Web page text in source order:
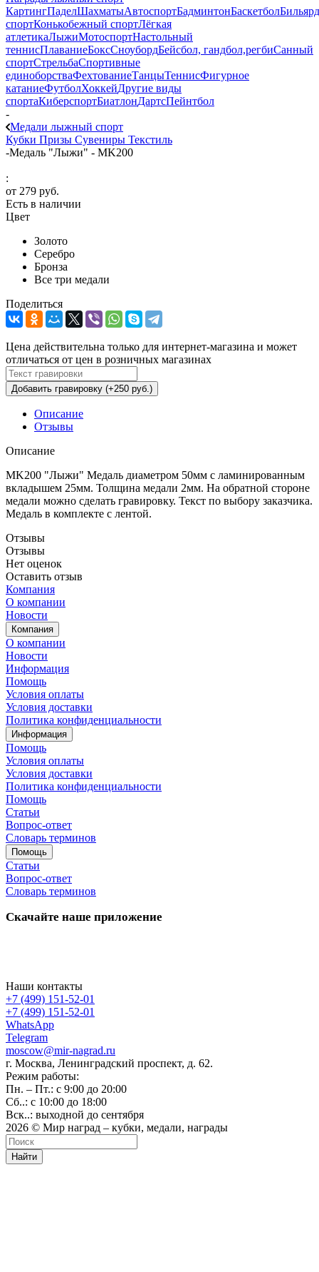
КартингПаделШахматыАвтоспортБадминтонБаскетболБильярд
спортКонькобежный спортЛёгкая
атлетикаЛыжиМотоспортНастольный
теннисПлаваниеБоксСноубордБейсбол, гандбол,регбиСанный
спортСтрельбаСпортивные
единоборстваФехтованиеТанцыТеннисФигурное
катаниеФутболХоккейДругие виды
спортаКиберспортБиатлонДартсПейнтбол
-
Медали лыжный спорт
Кубки Призы Сувениры Текстиль
-Медаль "Лыжи" - MK200
:
от 279 руб.
Есть в наличии
Цвет
Золото
Серебро
Бронза
Все три медали
Поделиться
Цена действительна только для интернет-магазина и может
отличаться от цен в розничных магазинах
Добавить гравировку (+250 руб.)
Описание
Отзывы
Описание
МK200 "Лыжи" Медаль диаметром 50мм с ламинированным
вкладышем 25мм. Толщина медали 2мм. На обратной стороне
медали можно сделать гравировку. Текст по выбору заказчика.
Медаль в комплекте с лентой.
Отзывы
Отзывы
Нет оценок
Оставить отзыв
Компания
О компании
Новости
Компания
О компании
Новости
Информация
Помощь
Условия оплаты
Условия доставки
Политика конфиденциальности
Информация
Помощь
Условия оплаты
Условия доставки
Политика конфиденциальности
Помощь
Статьи
Вопрос-ответ
Словарь терминов
Помощь
Статьи
Вопрос-ответ
Словарь терминов
Скачайте наше приложение
Наши контакты
+7 (499) 151-52-01
+7 (499) 151-52-01
WhatsApp
Telegram
moscow@mir-nagrad.ru
г. Москва, Ленинградский проспект, д. 62.
Режим работы:
Пн. – Пт.: с 9:00 до 20:00
Сб..: с 10:00 до 18:00
Вск..: выходной до сентября
2026 © Мир наград – кубки, медали, награды
Найти